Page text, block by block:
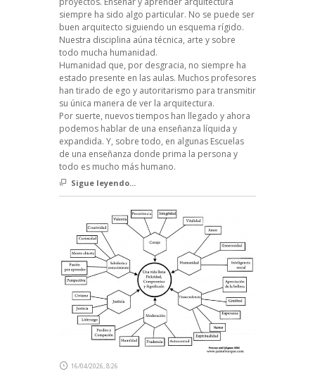
siempre ha sido algo particular. No se puede ser
buen arquitecto siguiendo un esquema rígido.
Nuestra disciplina aúna técnica, arte y sobre
todo mucha humanidad.
Humanidad que, por desgracia, no siempre ha
estado presente en las aulas. Muchos profesores
han tirado de ego y autoritarismo para transmitir
su única manera de ver la arquitectura.
Por suerte, nuevos tiempos han llegado y ahora
podemos hablar de una enseñanza líquida y
expandida. Y, sobre todo, en algunas Escuelas
de una enseñanza donde prima la persona y
todo es mucho más humano.
Sigue leyendo...
16/04/2026, 8:26